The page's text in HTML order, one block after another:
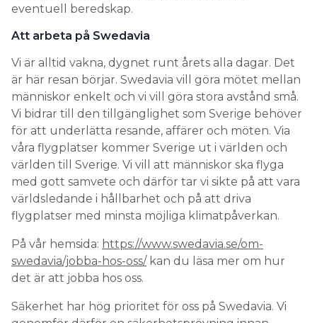
eventuell beredskap.
Att arbeta på Swedavia
Vi är alltid vakna, dygnet runt årets alla dagar. Det
är här resan börjar. Swedavia vill göra mötet mellan
människor enkelt och vi vill göra stora avstånd små.
Vi bidrar till den tillgänglighet som Sverige behöver
för att underlätta resande, affärer och möten. Via
våra flygplatser kommer Sverige ut i världen och
världen till Sverige. Vi vill att människor ska flyga
med gott samvete och därför tar vi sikte på att vara
världsledande i hållbarhet och på att driva
flygplatser med minsta möjliga klimatpåverkan.
På vår hemsida: https://www.swedavia.se/om-
swedavia/jobba-hos-oss/kan du läsa mer om hur
det är att jobba hos oss.
Säkerhet har hög prioritet för oss på Swedavia. Vi